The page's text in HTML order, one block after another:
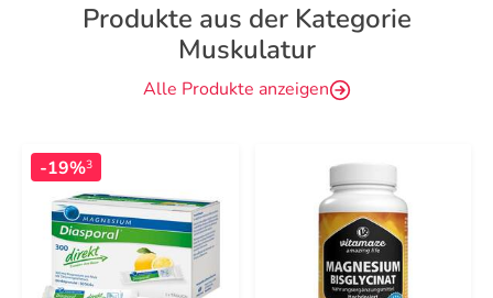
Produkte aus der Kategorie
Muskulatur
Alle Produkte anzeigen
-19%3